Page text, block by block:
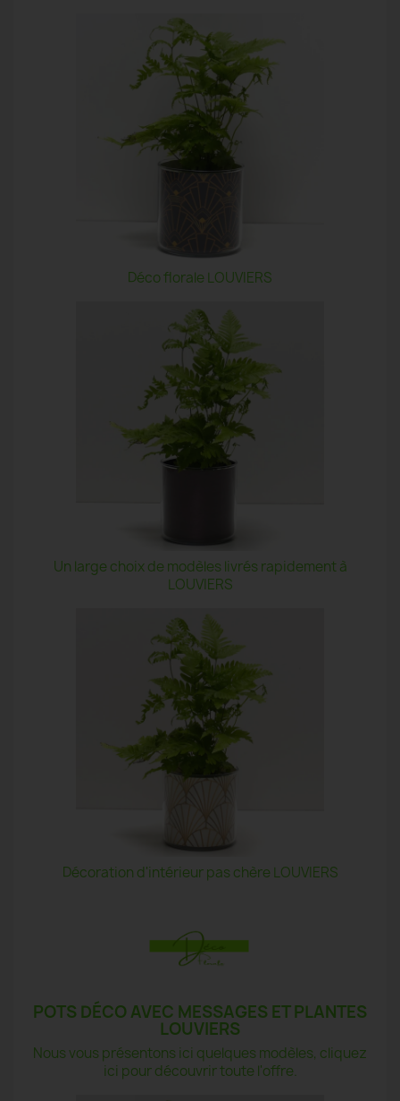
Déco florale LOUVIERS
Un large choix de modèles livrés rapidement à
LOUVIERS
Décoration d'intérieur pas chère LOUVIERS
POTS DÉCO AVEC MESSAGES ET PLANTES
LOUVIERS
Nous vous présentons ici quelques modèles, cliquez
ici pour découvrir toute l'offre.